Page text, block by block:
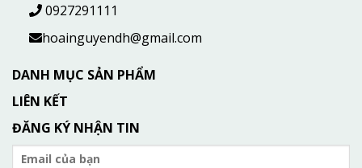
0927291111
hoainguyendh@gmail.com
DANH MỤC SẢN PHẨM
LIÊN KẾT
ĐĂNG KÝ NHẬN TIN